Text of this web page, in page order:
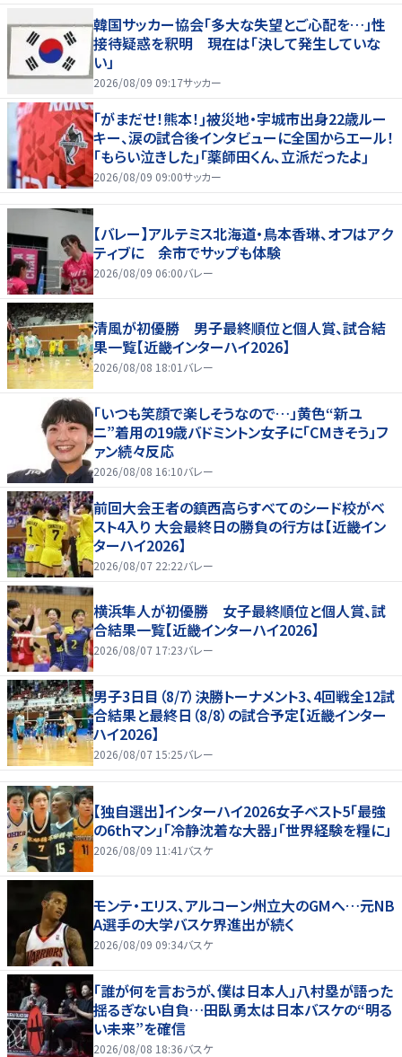
韓国サッカー協会「多大な失望とご心配を…」性
接待疑惑を釈明 現在は「決して発生していな
い」
2026/08/09 09:17サッカー
｢がまだせ！熊本！｣被災地・宇城市出身22歳ルー
キー、涙の試合後インタビューに全国からエール！
｢もらい泣きした｣｢薬師田くん、立派だったよ｣
2026/08/09 09:00サッカー
【バレー】アルテミス北海道・鳥本香琳、オフはアク
ティブに 余市でサップも体験
2026/08/09 06:00バレー
清風が初優勝 男子最終順位と個人賞、試合結
果一覧【近畿インターハイ2026】
2026/08/08 18:01 バレー
「いつも笑顔で楽しそうなので…」黄色“新ユ
ニ”着用の19歳バドミントン女子に「CMきそう」フ
ァン続々反応
2026/08/08 16:10バレー
前回大会王者の鎮西高らすべてのシード校がベ
スト4入り 大会最終日の勝負の行方は【近畿イン
ターハイ2026】
2026/08/07 22:22バレー
横浜隼人が初優勝 女子最終順位と個人賞、試
合結果一覧【近畿インターハイ2026】
2026/08/07 17:23バレー
男子3日目（8/7）決勝トーナメント3、4回戦全12試
合結果と最終日（8/8）の試合予定【近畿インター
ハイ2026】
2026/08/07 15:25バレー
【独自選出】インターハイ2026女子ベスト5「最強
の6thマン」「冷静沈着な大器」「世界経験を糧に」
2026/08/09 11:41 バスケ
モンテ・エリス、アルコーン州立大のGMへ…元NB
A選手の大学バスケ界進出が続く
2026/08/09 09:34バスケ
「誰が何を言おうが、僕は日本人」八村塁が語った
揺るぎない自負…田臥勇太は日本バスケの“明る
い未来”を確信
2026/08/08 18:36バスケ